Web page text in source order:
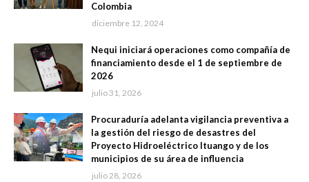
Colombia
diciembre 12, 2024
Nequi iniciará operaciones como compañía de
financiamiento desde el 1 de septiembre de
2026
julio 31, 2026
Procuraduría adelanta vigilancia preventiva a
la gestión del riesgo de desastres del
Proyecto Hidroeléctrico Ituango y de los
municipios de su área de influencia
julio 28, 2026